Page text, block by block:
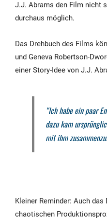
J.J. Abrams den Film nicht
durchaus möglich.
Das Drehbuch des Films
und Geneva Robertson-
einer Story-Idee von J.J.
“Ich habe ein paar
dazu kam
mit ihm
Kleiner Reminder: Auch das
chaotischen